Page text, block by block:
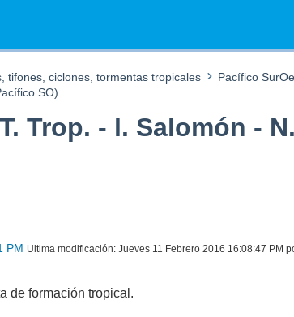
tifones, ciclones, tormentas tropicales
Pacífico
SO)
Trop. - l. Salomón -
PM Ultima modificación: Jueves 11 Febrero 2016 16:08:47 PM
de formación tropical.